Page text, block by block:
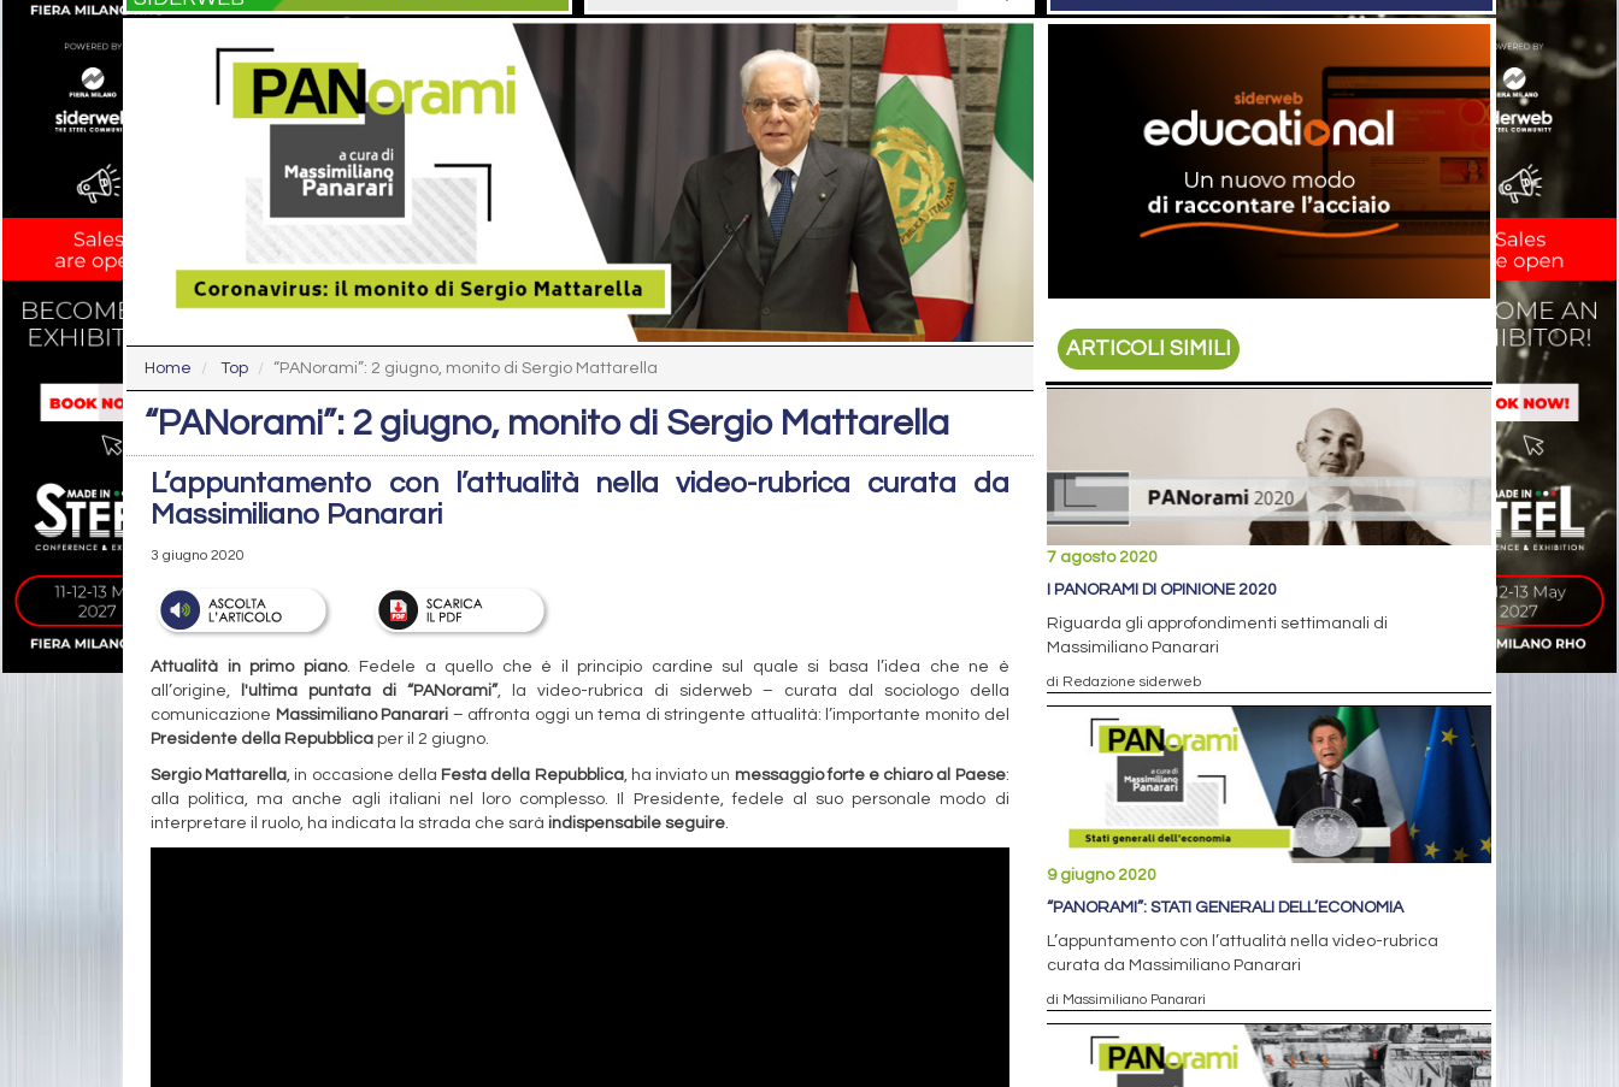
Home Top “PANorami”: 2 giugno, monito di Sergio Mattarella
“PANorami”: 2 giugno, monito di Sergio Mattarella
L’appuntamento con l’attualità nella video-rubrica curata da
Massimiliano Panarari
3 giugno 2020
Attualità in primo piano. Fedele a quello che è il principio cardine sul quale si basa l’idea che ne è
all’origine,
l'ultima puntata di “PANorami”, la video-rubrica di siderweb – curata dal sociologo della
comunicazione Massimiliano Panarari – affronta oggi un tema di stringente attualità: l’importante monito del
Presidente della Repubblica per il 2 giugno.
Sergio Mattarella, in occasione della Festa della Repubblica, ha inviato un messaggio forte e chiaro al Paese:
alla politica, ma anche agli italiani nel loro complesso. Il Presidente, fedele al suo personale modo di
interpretare il ruolo, ha indicata la strada che sarà indispensabile seguire.
ARTICOLI SIMILI
7 agosto 2020
I PANORAMI DI OPINIONE 2020
Riguarda gli approfondimenti settimanali di
Massimiliano Panarari
di Redazione siderweb
9 giugno 2020
“PANORAMI”: STATI GENERALI DELL’ECONOMIA
L’appuntamento con l’attualità nella video-rubrica
curata da Massimiliano Panarari
di Massimiliano Panarari